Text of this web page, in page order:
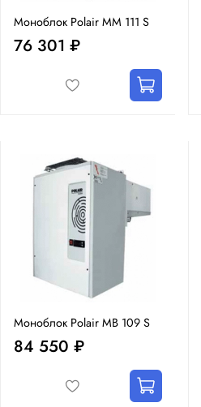
Моноблок Polair MM 111 S
76 301 ₽
Моноблок Polair MB 109 S
84 550 ₽